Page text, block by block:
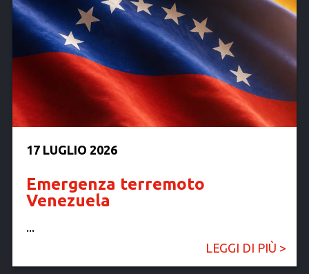
17 LUGLIO 2026
Emergenza terremoto
Venezuela
...
LEGGI DI PIÙ >